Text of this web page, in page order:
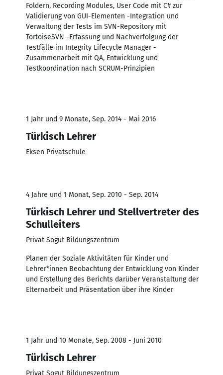
Foldern, Recording Modules, User Code mit C# zur
Validierung von GUI-Elementen -Integration und
Verwaltung der Tests im SVN-Repository mit
TortoiseSVN -Erfassung und Nachverfolgung der
Testfälle im Integrity Lifecycle Manager -
Zusammenarbeit mit QA, Entwicklung und
Testkoordination nach SCRUM-Prinzipien
1 Jahr und 9 Monate, Sep. 2014 - Mai 2016
Türkisch Lehrer
Eksen Privatschule
4 Jahre und 1 Monat, Sep. 2010 - Sep. 2014
Türkisch Lehrer und Stellvertreter des
Schulleiters
Privat Sogut Bildungszentrum
Planen der Soziale Aktivitäten für Kinder und
Lehrer*innen Beobachtung der Entwicklung von Kinder
und Erstellung des Berichts darüber Veranstaltung der
Elternarbeit und Präsentation über ihre Kinder
1 Jahr und 10 Monate, Sep. 2008 - Juni 2010
Türkisch Lehrer
Privat Sogut Bildungszentrum